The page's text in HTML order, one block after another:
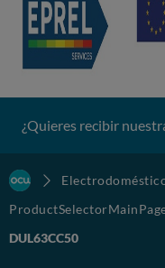
¿Quieres recibir
DUL63CC50